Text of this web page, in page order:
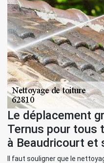
Le déplacement
Ternus pour tous
à Beaudricourt et
Il faut souligner que le